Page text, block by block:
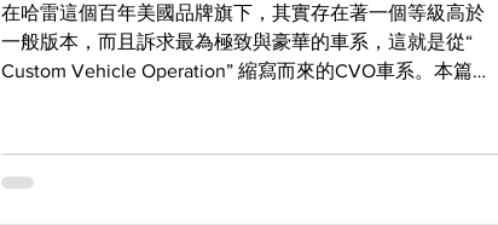
在哈雷這個百年美國品牌旗下，其實存在著一個等級高於
一般版本，而且訴求最為極致與豪華的車系，這就是從“
Custom Vehicle Operation” 縮寫而來的CVO車系。本篇要